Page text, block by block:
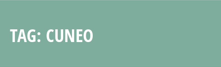
TAG: CUNEO